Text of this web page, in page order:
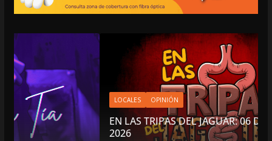
LOCALES OPINIÓN
EN LAS TRIPAS DEL JAGUAR: 06 DE AGOSTO DE
2026